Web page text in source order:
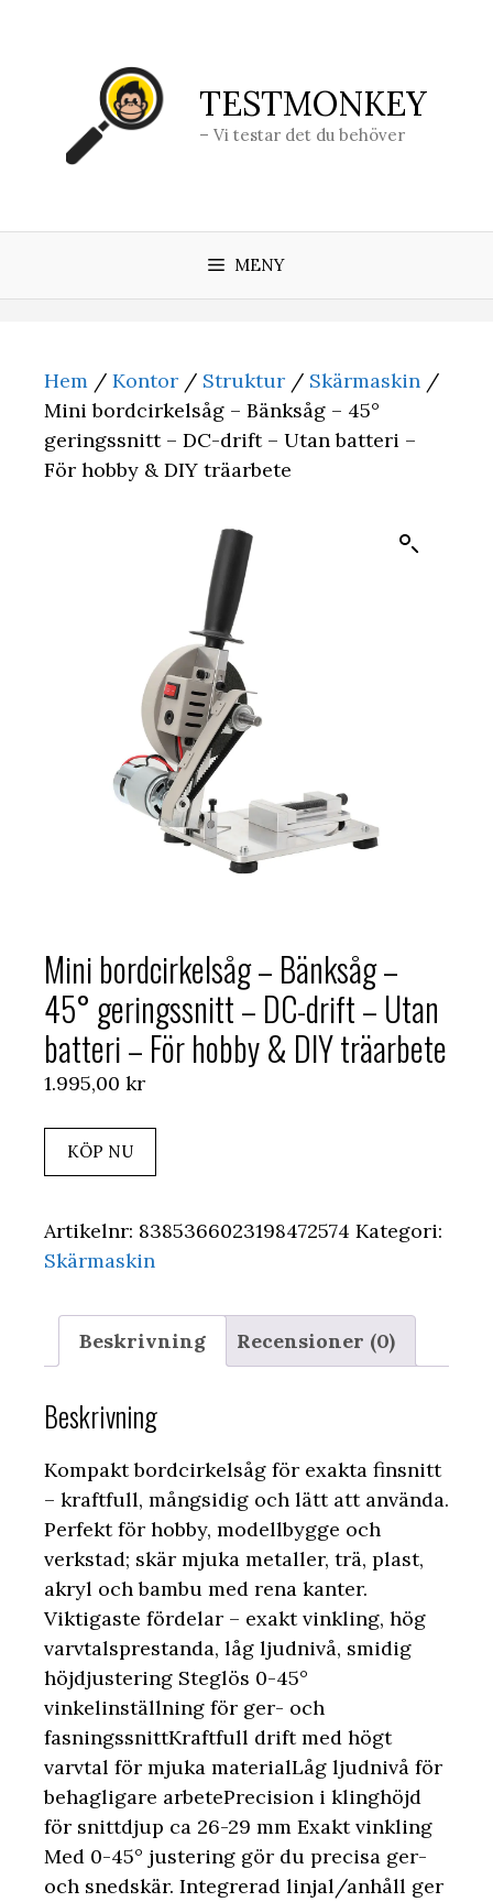
TESTMONKEY
– Vi testar det du behöver
MENY
Hem / Kontor / Struktur / Skärmaskin /
Mini bordcirkelsåg – Bänksåg – 45°
geringssnitt – DC-drift – Utan batteri –
För hobby & DIY träarbete
Mini bordcirkelsåg – Bänksåg –
45° geringssnitt – DC-drift – Utan
batteri – För hobby & DIY träarbete
1.995,00 kr
KÖP NU
Artikelnr: 8385366023198472574 Kategori:
Skärmaskin
Beskrivning Recensioner (0)
Beskrivning
Kompakt bordcirkelsåg för exakta finsnitt
– kraftfull, mångsidig och lätt att använda.
Perfekt för hobby, modellbygge och
verkstad; skär mjuka metaller, trä, plast,
akryl och bambu med rena kanter.
Viktigaste fördelar – exakt vinkling, hög
varvtalsprestanda, låg ljudnivå, smidig
höjdjustering Steglös 0-45°
vinkelinställning för ger- och
fasningssnittKraftfull drift med högt
varvtal för mjuka materialLåg ljudnivå för
behagligare arbetePrecision i klinghöjd
för snittdjup ca 26-29 mm Exakt vinkling
Med 0-45° justering gör du precisa ger-
och snedskär. Integrerad linjal/anhåll ger